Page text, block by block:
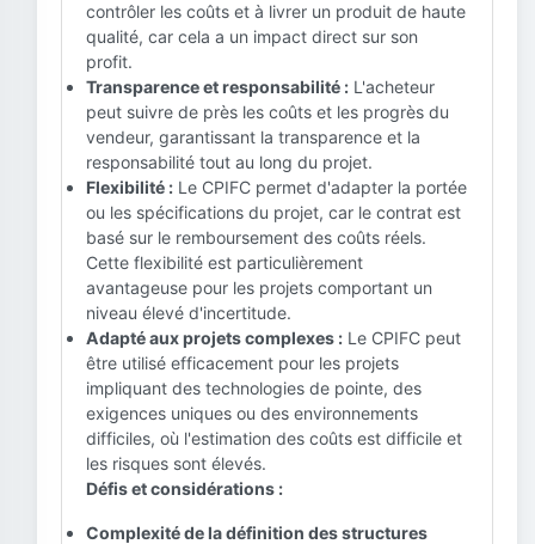
contrôler les coûts et à livrer un produit de haute
qualité, car cela a un impact direct sur son
profit.
Transparence et responsabilité : L'acheteur
peut suivre de près les coûts et les progrès du
vendeur, garantissant la transparence et la
responsabilité tout au long du projet.
Flexibilité : Le CPIFC permet d'adapter la portée
ou les spécifications du projet, car le contrat est
basé sur le remboursement des coûts réels.
Cette flexibilité est particulièrement
avantageuse pour les projets comportant un
niveau élevé d'incertitude.
Adapté aux projets complexes : Le CPIFC peut
être utilisé efficacement pour les projets
impliquant des technologies de pointe, des
exigences uniques ou des environnements
difficiles, où l'estimation des coûts est difficile et
les risques sont élevés.
Défis et considérations :
Complexité de la définition des structures